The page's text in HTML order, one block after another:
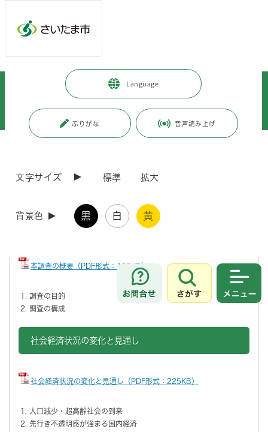
Language
ふりがな 音声読み上げ
文字サイズ 標準 拡大
背景色 黒 白 黄
お問合せ
さがす
市政情報 政策・財政 >
>
既に計画期間が満了している計画
総合振興計画改定のための基礎調査報告書（平成23年度）
総合振興計画改定のための基礎調査報告書（平成
本調査の概要
本調査の概要（PDF形式：193KB）
調査の目的
調査の構成
社会経済状況の変化と見通し
社会経済状況の変化と見通し（PDF形式：225KB）
人口減少・超高齢社会の到来
先行き不透明感が強まる国内経済